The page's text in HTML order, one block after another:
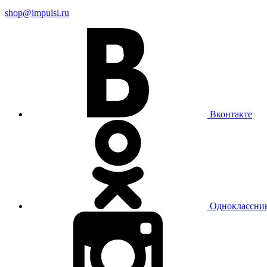
shop@impulsi.ru
Вконтакте